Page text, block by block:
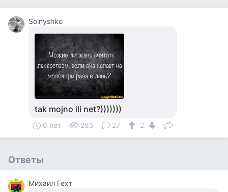
Solnyshko
tak mojno ili net?)))))))
6 лет 285 27 2
Ответы
Михаил Гехт